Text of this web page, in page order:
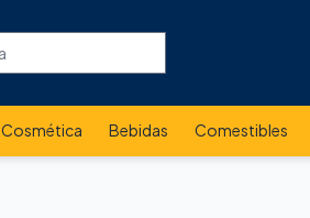
Cosmética Bebidas Comestibles